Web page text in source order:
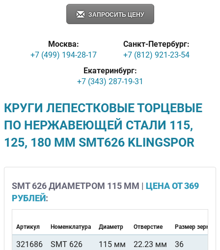
ЗАПРОСИТЬ ЦЕНУ
Москва:
+7 (499) 194-28-17
Санкт-Петербург:
+7 (812) 921-23-54
Екатеринбург:
+7 (343) 287-19-31
КРУГИ ЛЕПЕСТКОВЫЕ ТОРЦЕВЫЕ
ПО НЕРЖАВЕЮЩЕЙ СТАЛИ 115,
125, 180 ММ SMT626 KLINGSPOR
SMT 626 ДИАМЕТРОМ 115 ММ | ЦЕНА ОТ 369
РУБЛЕЙ:
Артикул Номенклатура Диаметр Отверстие Размер зерна
321686 SMT 626 115 мм 22.23 мм
36